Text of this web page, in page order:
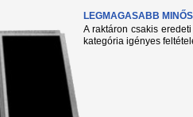
LEGMAGASABB
A raktáron csakis
kategória igényes